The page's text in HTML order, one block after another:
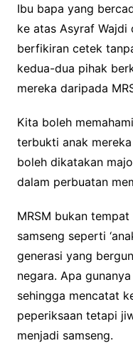
Ibu bapa yang
ke atas Asyraf Wajdi
berfikiran cetek
kedua-dua pihak
mereka daripada
Kita boleh
terbukti anak
boleh dikatakan
dalam perbuatan
MRSM bukan
samseng seperti
generasi yang
negara. Apa
sehingga mencatat
peperiksaan tetapi
menjadi samseng.